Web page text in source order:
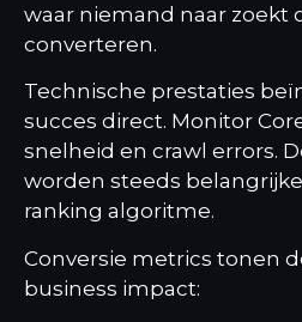
waar niemand naar zoekt
converteren.
Technische prestaties
succes direct. Monitor
snelheid en crawl errors.
worden steeds
ranking algoritme.
Conversie metrics tonen
business impact: